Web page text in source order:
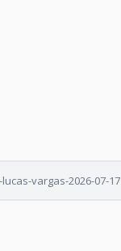
vargas-2026-07-17